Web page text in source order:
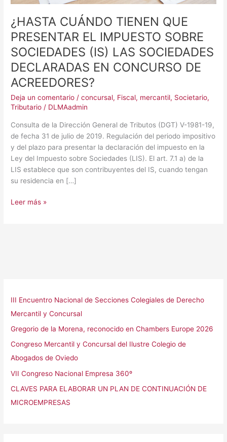
¿HASTA CUÁNDO TIENEN QUE
PRESENTAR EL IMPUESTO SOBRE
SOCIEDADES (IS) LAS SOCIEDADES
DECLARADAS EN CONCURSO DE
ACREEDORES?
Deja un comentario /concursal, Fiscal, mercantil, Societario,
Tributario / DLMAadmin
Consulta de la Dirección General de Tributos (DGT) V-1981-19,
de fecha 31 de julio de 2019. Regulación del periodo impositivo
y del plazo para presentar la declaración del impuesto en la
Ley del Impuesto sobre Sociedades (LIS). El art. 7.1 a) de la
LIS establece que son contribuyentes del IS, cuando tengan
su residencia en […]
DECLARADAS
EN
CONCURSO
DE
ACREEDORES?
Leer más »
III Encuentro Nacional de Secciones Colegiales de Derecho
Mercantil y Concursal
Gregorio de la Morena, reconocido en Chambers Europe 2026
Congreso Mercantil y Concursal del Ilustre Colegio de
Abogados de Oviedo
VII Congreso Nacional Empresa 360º
CLAVES PARA ELABORAR UN PLAN DE CONTINUACIÓN DE
MICROEMPRESAS